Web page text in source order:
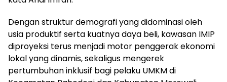
Dengan struktur demografi yang didominasi oleh
usia produktif serta kuatnya daya beli, kawasan IMIP
diproyeksi terus menjadi motor penggerak ekonomi
lokal yang dinamis, sekaligus mengerek
pertumbuhan inklusif bagi pelaku UMKM di